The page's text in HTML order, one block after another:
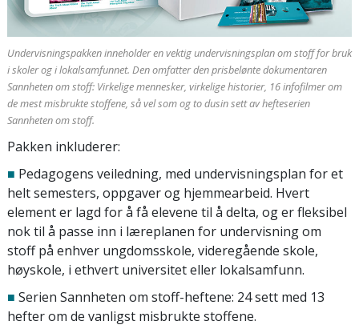
Undervisningspakken inneholder en vektig undervisningsplan om stoff for bruk
i skoler og i lokalsamfunnet. Den omfatter den prisbelønte dokumentaren
Sannheten om stoff: Virkelige mennesker, virkelige historier, 16 infofilmer om
de mest misbrukte stoffene, så vel som og to dusin sett av hefteserien
Sannheten om stoff.
Pakken inkluderer:
■ Pedagogens veiledning, med undervisningsplan for et
helt semesters, oppgaver og hjemmearbeid. Hvert
element er lagd for å få elevene til å delta, og er fleksibel
nok til å passe inn i læreplanen for undervisning om
stoff på enhver ungdomsskole, videregående skole,
høyskole, i ethvert universitet eller lokalsamfunn.
■ Serien Sannheten om stoff-heftene: 24 sett med 13
hefter om de vanligst misbrukte stoffene.